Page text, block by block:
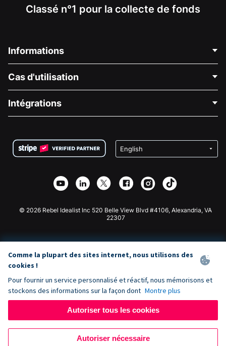
Classé n°1 pour la collecte de fonds
Informations
À propos de nous
Carrières
Confidentialité
Partenariat d'affiliation
Bibliothèque
Cas d'utilisation
Collecte de fonds médicale
Collecte de fonds caritative
Intégrations
Plugin de don Wix
Application de don Webflow
Don Joomla
© 2026 Rebel Idealist Inc 520 Belle View Blvd #4106, Alexandria, VA
22307
Comme la plupart des sites internet, nous utilisons des
cookies !
Pour fournir un service personnalisé et réactif, nous mémorisons et
stockons des informations sur la façon dont Montre plus
Autoriser tous les cookies
Autoriser nécessaire